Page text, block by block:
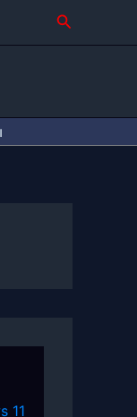
Поиск
11